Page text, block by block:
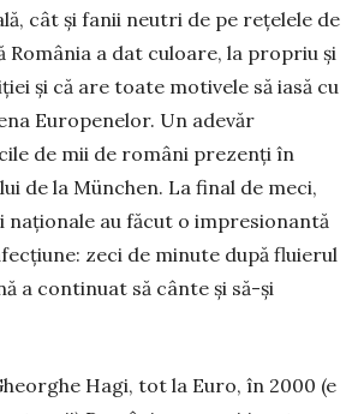
cât și fanii neutri de pe rețelele de
România a dat culoare, la propriu și
și că are toate motivele să iasă cu
Europenelor. Un adevăr
de mii de români prezenți în
de la München. La final de meci,
naționale au făcut o impresionantă
zeci de minute după fluierul
a continuat să cânte și să-și
Hagi, tot la Euro, în 2000 (e